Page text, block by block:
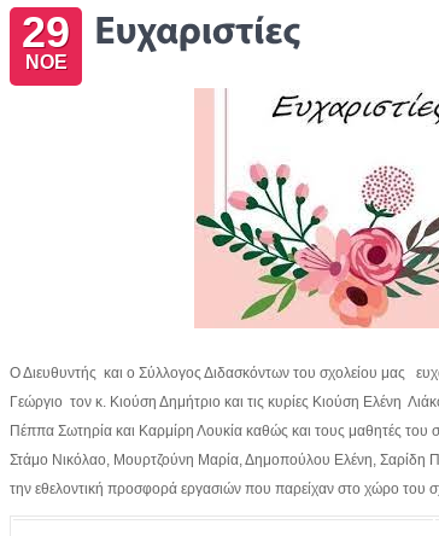
ΕΝΤΑΞΗ ΜΑΘΗΤΩΝ ΜΕ ΑΝΑΠΗΡΙΑ Η/ΚΑΙ ΕΙΔΙΚΕΣ
29
ΝΟΕ
Ο Διευθυντής και ο Σύλλογος Διδασκόντων του σχολείου μας
Γεώργιο τον κ. Κιούση Δημήτριο και τις κυρίες Κιούση Ελένη
Πέππα Σωτηρία και Καρμίρη Λουκία καθώς και τους μαθητές του
Στάμο Νικόλαο, Μουρτζούνη Μαρία, Δημοπούλου Ελένη, Σαρίδη
την εθελοντική προσφορά εργασιών που παρείχαν στο χώρο του